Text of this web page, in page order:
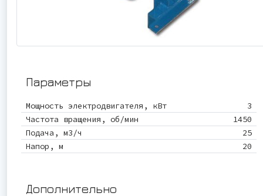
Параметры
Мощность электродвигателя, кВт
3
Частота вращения, об/мин
1450
Подача, м3/ч
25
Напор, м
20
Дополнительно